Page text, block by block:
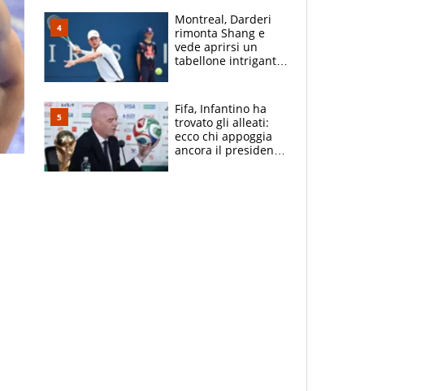
Diaz
Montreal, Darderi
rimonta Shang e
vede aprirsi un
tabellone intrigante:
felice del mio livello"
Fifa, Infantino ha
trovato gli alleati:
ecco chi appoggia
ancora il presidente